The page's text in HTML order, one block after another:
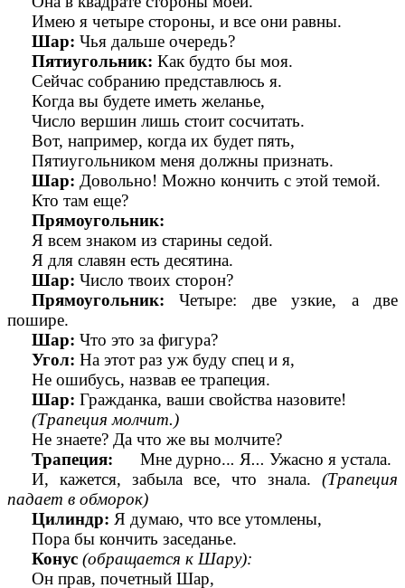
Имею я четыре стороны, и все они равны.
Шар: Чья дальше очередь?
Пятиугольник: Как будто бы моя.
Сейчас собранию представлюсь я.
Когда вы будете иметь желанье,
Число вершин лишь стоит сосчитать.
Вот, например, когда их будет пять,
Пятиугольником меня должны признать.
Шар: Довольно! Можно кончить с этой темой.
Кто там еще?
Прямоугольник:
Я всем знаком из старины седой.
Я для славян есть десятина.
Шар: Число твоих сторон?
Прямоугольник:Четыре: две узкие, а две
пошире.
Шар: Что это за фигура?
Угол: На этот раз уж буду спец и я,
Не ошибусь, назвав ее трапеция.
Шар: Гражданка, ваши свойства назовите!
(Трапеция молчит.)
Не знаете? Да что же вы молчите?
Трапеция: Мне дурно... Я... Ужасно я устала.
И, кажется, забыла все, что знала. (Трапеция
падает в обморок)
Цилиндр: Я думаю, что все утомлены,
Пора бы кончить заседанье.
Конус (обращается к Шару):
Он прав, почетный Шар,